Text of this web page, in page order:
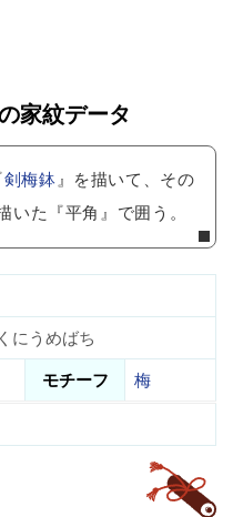
家紋データ
剣梅鉢』を描いて、その
た『平角』で囲う。
にうめばち
モチーフ
梅